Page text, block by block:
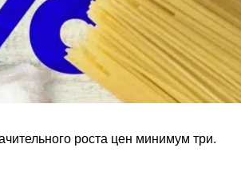
роста цен минимум три.